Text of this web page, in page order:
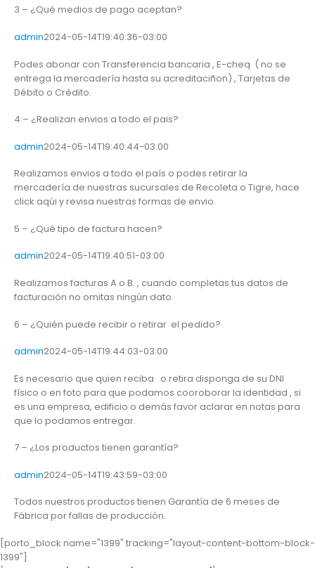
3 – ¿Qué medios de pago aceptan?
admin2024-05-14T19:40:36-03:00
Podes abonar con Transferencia bancaria , E-cheq ( no se
entrega la mercadería hasta su acreditaciñon) , Tarjetas de
Débito o Crédito.
4 – ¿Realizan envios a todo el pais?
admin2024-05-14T19:40:44-03:00
Realizamos envios a todo el país o podes retirar la
mercadería de nuestras sucursales de Recoleta o Tigre, hace
click aqúi y revisa nuestras formas de envio.
5 – ¿Qué tipo de factura hacen?
admin2024-05-14T19:40:51-03:00
Realizamos facturas A o B. , cuando completas tus datos de
facturación no omitas ningún dato.
6 – ¿Quién puede recibir o retirar el pedido?
admin2024-05-14T19:44:03-03:00
Es necesario que quien reciba o retira disponga de su DNI
físico o en foto para que podamos cooroborar la identidad , si
es una empresa, edificio o demás favor aclarar en notas para
que lo podamos entregar.
7 – ¿Los productos tienen garantía?
admin2024-05-14T19:43:59-03:00
Todos nuestros productos tienen Garantía de 6 meses de
Fábrica por fallas de producción.
[porto_block name="1399" tracking="layout-content-bottom-block-
1399"]